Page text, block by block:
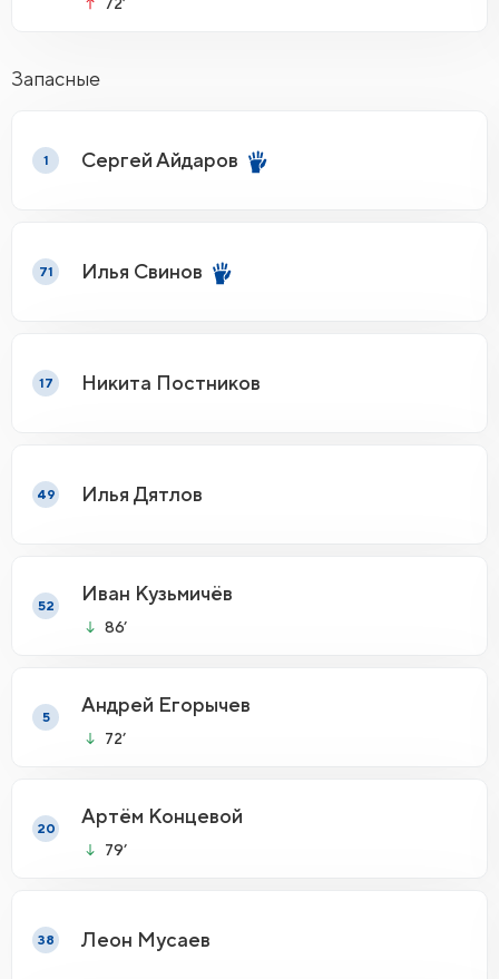
Запасные
1 Сергей Айдаров
71 Илья Свинов
17 Никита Постников
49 Илья Дятлов
52
Иван Кузьмичёв
86’
5
Андрей Егорычев
72’
20
Артём Концевой
79’
38 Леон Мусаев